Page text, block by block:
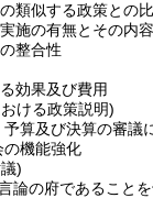
類似する政策との
施の有無とその内容
整合性
効果及び費用
ける政策説明)
算及び決算の審議
の機能強化
)
論の府であること